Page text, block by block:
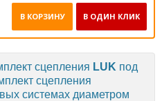
В ОДИН КЛИК
В КОРЗИНУ
сцепления LUK под
сцепления
системах диаметром